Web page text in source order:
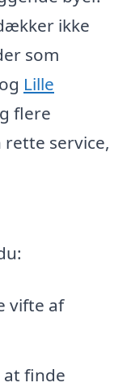
ikke
som
og Lille
flere
service,
vifte af
at finde